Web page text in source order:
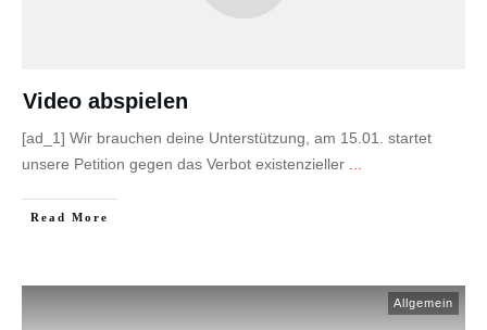
Video abspielen
[ad_1] Wir brauchen deine Unterstützung, am 15.01. startet
unsere Petition gegen das Verbot existenzieller
Read More
Allgemein